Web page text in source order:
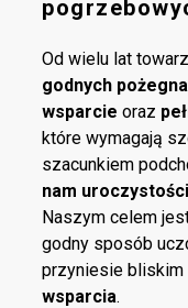
Od wielu lat
godnych
wsparcie oraz
które wymagają
szacunkiem
nam uroczystości
Naszym celem
godny sposób
przyniesie bliskim
wsparcia.